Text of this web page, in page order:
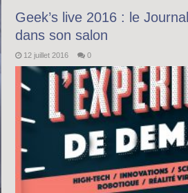
Geek’s live 2016 : le
dans son salon
12 juillet 2016 0